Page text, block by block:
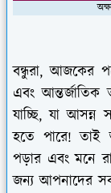
বন্ধুরা, আজকের
এবং আন্তর্জাতিক
যাচ্ছি, যা আসন্ন
হতে পারে! তাই
পড়ার এবং মনে
জন্য আপনাদের